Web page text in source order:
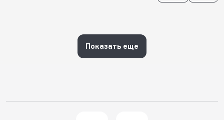
Показать еще